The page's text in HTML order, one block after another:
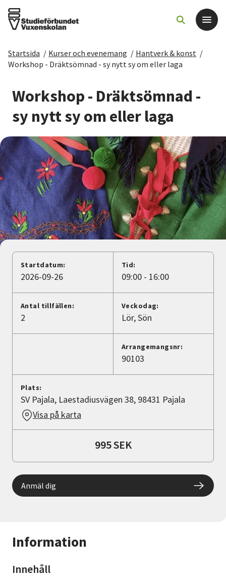
Det här gör vi
För dig som
Sök kurser och evenemang
Om SV
Starta studiecirkel
Cirkelledare
Nyheter
Avdelningar
Lyssna
Startsida / Kurser och evenemang / Hantverk & konst /
Workshop - Dräktsömnad - sy nytt sy om eller laga
Workshop - Dräktsömnad -
sy nytt sy om eller laga
Information
Innehåll
Startdatum:
2026-09-26
Tid:
09:00 - 16:00
Antal tillfällen:
2
Veckodag:
Lör Sön
Arrangemangsnr:
90103
Plats:
SV Pajala, Laestadiusvägen 38, 98431 Pajala
Visa på karta
995 SEK
Anmäl dig